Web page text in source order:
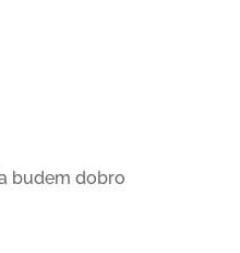
budem dobro